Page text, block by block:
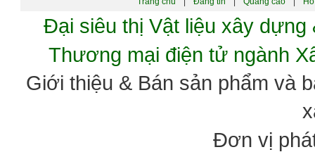
Đại siêu thị Vật liệu xây
Thương mại điện tử ngành
Giới thiệu & Bán sản phẩm và
Đơn vị